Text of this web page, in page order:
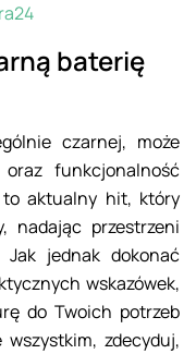
baterię
czarnej, może
funkcjonalność
to aktualny hit, który
nadając przestrzeni
jednak dokonać
wskazówek,
do Twoich potrzeb
zdecyduj,